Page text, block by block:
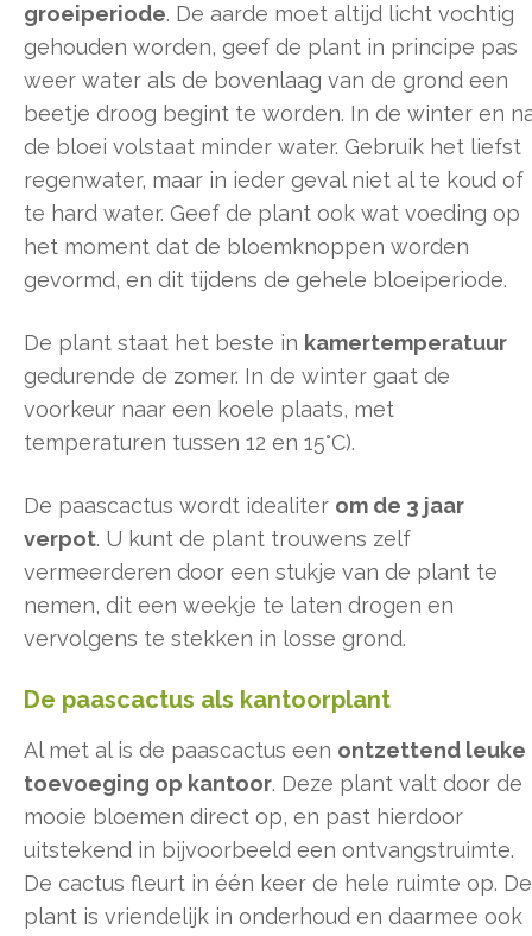
groeiperiode. De aarde moet altijd licht vochtig
gehouden worden, geef de plant in principe pas
weer water als de bovenlaag van de grond een
beetje droog begint te worden. In de winter en
de bloei volstaat minder water. Gebruik het liefst
regenwater, maar in ieder geval niet al te koud of
te hard water. Geef de plant ook wat voeding op
het moment dat de bloemknoppen worden
gevormd, en dit tijdens de gehele bloeiperiode.
De plant staat het beste in kamertemperatuur
gedurende de zomer. In de winter gaat de
voorkeur naar een koele plaats, met
temperaturen tussen 12 en 15°C).
De paascactus wordt idealiter om de 3 jaar
verpot. U kunt de plant trouwens zelf
vermeerderen door een stukje van de plant te
nemen, dit een weekje te laten drogen en
vervolgens te stekken in losse grond.
De paascactus als kantoorplant
Al met al is de paascactus een ontzettend leuke
toevoeging op kantoor. Deze plant valt door de
mooie bloemen direct op, en past hierdoor
uitstekend in bijvoorbeeld een ontvangstruimte.
De cactus fleurt in één keer de hele ruimte op. De
plant is vriendelijk in onderhoud en daarmee ook